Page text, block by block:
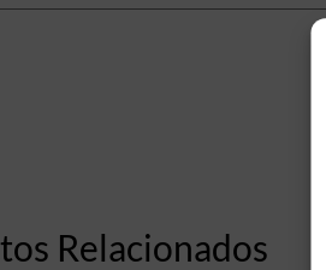
Relacionados